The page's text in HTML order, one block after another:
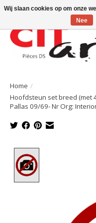
Home /
Hoofdsteun set breed (met
Pallas 09/69- Nr Org:
Wij slaan cookies op om onze
Nee